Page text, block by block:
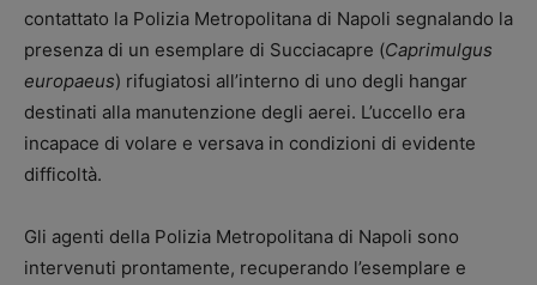
contattato la Polizia Metropolitana di Napoli segnalando la
presenza di un esemplare di Succiacapre (Caprimulgus
europaeus) rifugiatosi all’interno di uno degli hangar
destinati alla manutenzione degli aerei. L’uccello era
incapace di volare e versava in condizioni di evidente
difficoltà.
Gli agenti della Polizia Metropolitana di Napoli sono
intervenuti prontamente, recuperando l’esemplare e